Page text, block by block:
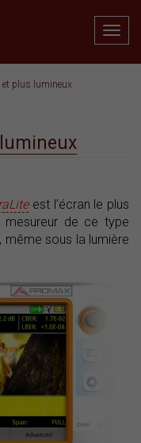
et plus lumineux
est l’écran le plus
mesureur de ce type
sous la lumière